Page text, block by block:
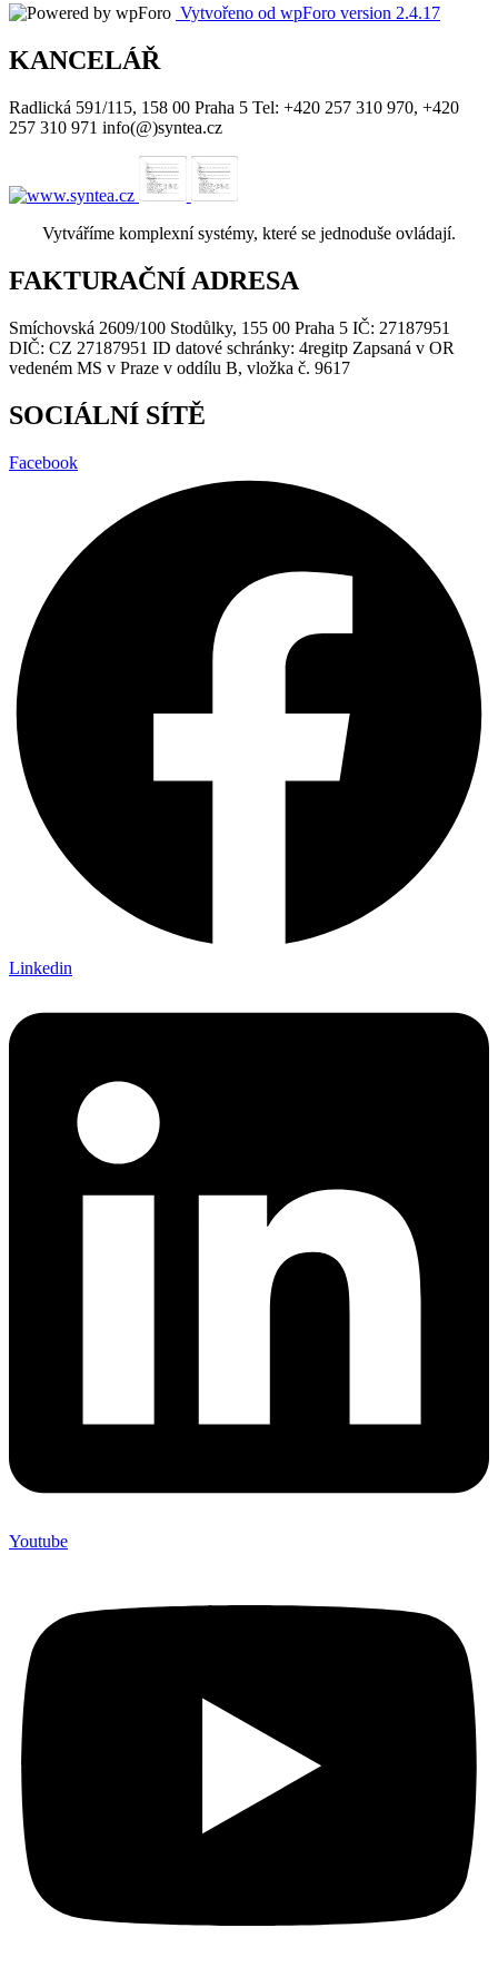
Vytvořeno od wpForo version 2.4.17
KANCELÁŘ
Radlická 591/115, 158 00 Praha 5 Tel: +420 257 310 970, +420
257 310 971 info(@)syntea.cz
Vytváříme komplexní systémy, které se jednoduše ovládají.
FAKTURAČNÍ ADRESA
Smíchovská 2609/100 Stodůlky, 155 00 Praha 5 IČ: 27187951
DIČ: CZ 27187951 ID datové schránky: 4regitp Zapsaná v OR
vedeném MS v Praze v oddílu B, vložka č. 9617
SOCIÁLNÍ SÍTĚ
Facebook
Linkedin
Youtube